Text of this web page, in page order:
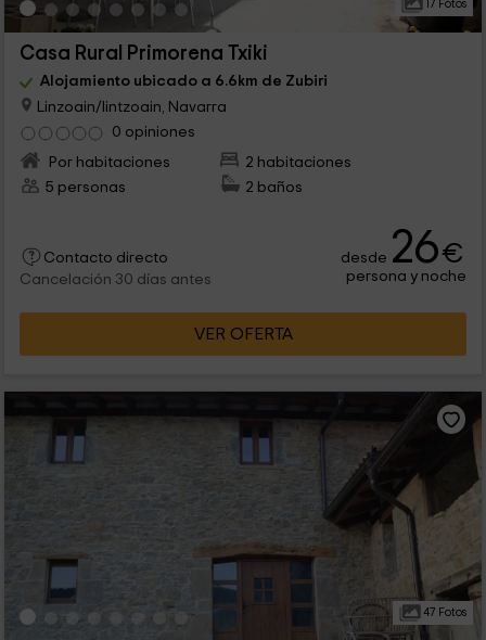
17 Fotos
Casa Rural Primorena Txiki
Alojamiento ubicado a 6.6km de Zubiri
Linzoain/lintzoain, Navarra
0 opiniones
Por habitaciones
2 habitaciones
5 personas
2 baños
Contacto directo
Cancelación 30 días antes
desde 26€
persona y noche
VER OFERTA
47 Fotos